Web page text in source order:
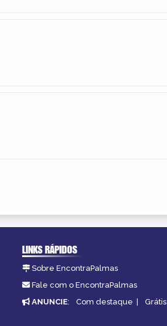
LINKS RÁPIDOS
Sobre EncontraPalmas
Fale com o EncontraPalmas
ANUNCIE: Com destaque | Grátis